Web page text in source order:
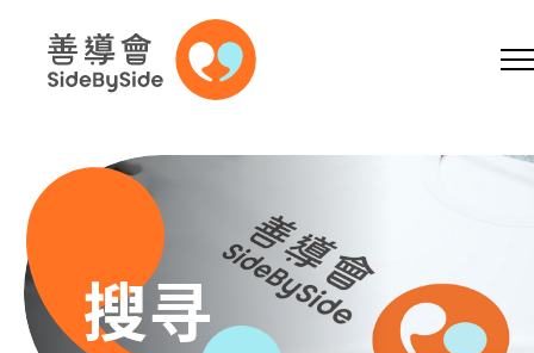
跳到内容（按回车键）
搜寻